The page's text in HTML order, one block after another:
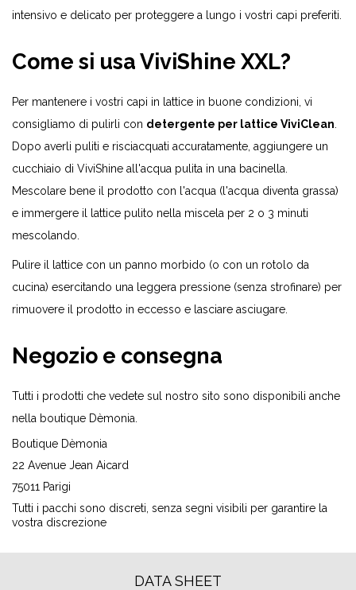
intensivo e delicato per proteggere a lungo i vostri capi preferiti.
Come si usa ViviShine XXL?
Per mantenere i vostri capi in lattice in buone condizioni, vi
consigliamo di pulirli con detergente per lattice ViviClean
Dopo averli puliti e risciacquati accuratamente, aggiungere un
cucchiaio di ViviShine all'acqua pulita in una bacinella.
Mescolare bene il prodotto con l'acqua (l'acqua diventa grassa)
e immergere il lattice pulito nella miscela per 2 o 3 minuti
mescolando.
Pulire il lattice con un panno morbido (o con un rotolo da
cucina) esercitando una leggera pressione (senza strofinare) per
rimuovere il prodotto in eccesso e lasciare asciugare.
Negozio e consegna
Tutti i prodotti che vedete sul nostro sito sono disponibili anche
nella boutique Dèmonia.
Boutique Dèmonia
22 Avenue Jean Aicard
75011 Parigi
Tutti i pacchi sono discreti, senza segni visibili per garantire la
vostra discrezione
DATA SHEET